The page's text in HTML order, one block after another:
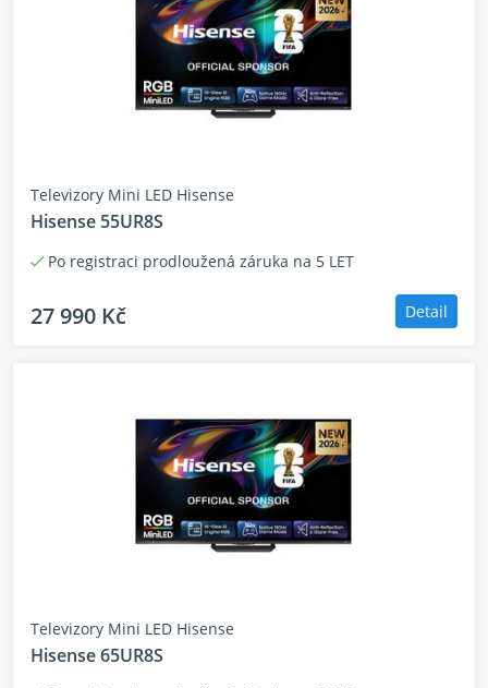
Televizory Mini LED Hisense
Hisense 55UR8S
Po registraci prodloužená záruka na 5 LET
27 990 Kč Detail
Televizory Mini LED Hisense
Hisense 65UR8S